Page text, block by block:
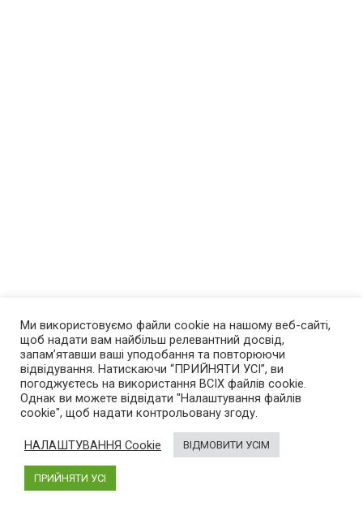
Ми використовуємо файли cookie на нашому веб-сайті,
щоб надати вам найбільш релевантний досвід,
запам’ятавши ваші уподобання та повторюючи
відвідування. Натискаючи “ПРИЙНЯТИ УСІ”, ви
погоджуєтесь на використання ВСІХ файлів cookie.
Однак ви можете відвідати "Налаштування файлів
cookie", щоб надати контрольовану згоду.
НАЛАШТУВАННЯ Cookie ВІДМОВИТИ УСІМ
ПРИЙНЯТИ УСІ